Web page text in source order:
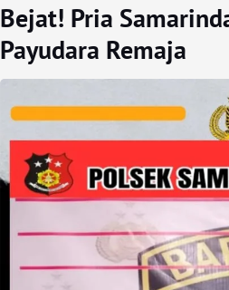
Bejat! Pria
Payudara Remaja